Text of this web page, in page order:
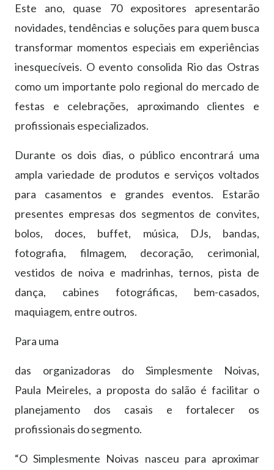
Este ano, quase 70 expositores apresentarão
novidades, tendências e soluções para quem busca
transformar momentos especiais em experiências
inesquecíveis. O evento consolida Rio das Ostras
como um importante polo regional do mercado de
festas e celebrações, aproximando clientes e
profissionais especializados.
Durante os dois dias, o público encontrará uma
ampla variedade de produtos e serviços voltados
para casamentos e grandes eventos. Estarão
presentes empresas dos segmentos de convites,
bolos, doces, buffet, música, DJs, bandas,
fotografia, filmagem, decoração, cerimonial,
vestidos de noiva e madrinhas, ternos, pista de
dança, cabines fotográficas, bem-casados,
maquiagem, entre outros.
Para uma
das organizadoras do Simplesmente Noivas,
Paula Meireles, a proposta do salão é facilitar o
planejamento dos casais e fortalecer os
profissionais do segmento.
“O Simplesmente Noivas nasceu para aproximar